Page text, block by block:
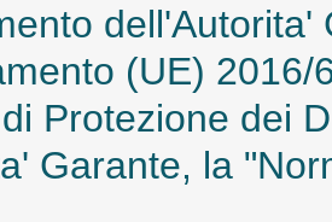
(UE)
Protezione dei
Garante, la